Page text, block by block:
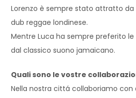
Lorenzo è sempre stato attratto
dub reggae londinese.
Mentre Luca ha sempre preferito
dal classico suono jamaicano.
Quali sono le vostre
Nella nostra cittá collaboriamo con